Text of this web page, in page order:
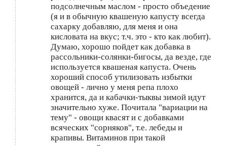
подсолнечным маслом - просто объедение
(я и в обычную квашеную капусту всегда
сахарку добавляю, для меня и она
кисловата на вкус; т.ч. это - кто как любит).
Думаю, хорошо пойдет как добавка в
рассольники-солянки-бигосы, да везде, где
используется квашеная капуста. Очень
хороший способ утилизовать избытки
овощей - лично у меня репа плохо
хранится, да и кабачки-тыквы зимой идут
значительно хуже. Почитала "вариации на
тему" - овощи квасят и с добавками
всяческих "сорняков", т.е. лебеды и
крапивы. Витаминов при такой